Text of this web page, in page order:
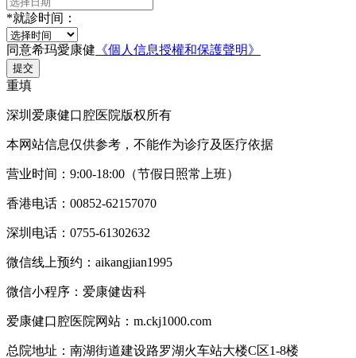
*就診时间：
同意希玛愛康健 《個人信息授權和保護聲明》
提交
重填
深圳爱康健口腔医院版权所有
本网站信息仅供参考，不能作为诊疗及医疗依据
营业时间：9:00-18:00（节假日照常上班）
香港电话：00852-62157070
深圳电话：0755-61302632
微信线上预约：aikangjian1995
微信小程序：爱康健齿科
爱康健口腔医院网站：m.ckj1000.com
总院地址：南湖街道建设路罗湖火车站大楼C区1-8楼